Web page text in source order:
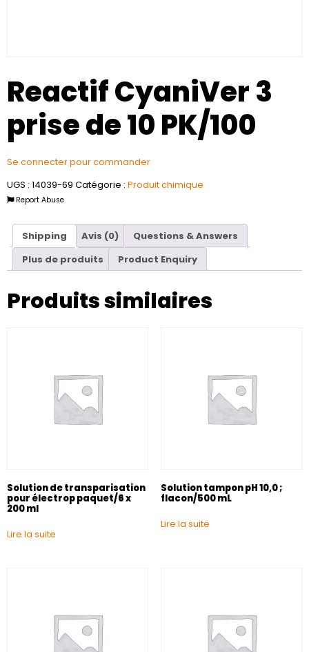
Reactif CyaniVer 3
prise de 10 PK/100
Se connecter pour commander
UGS : 14039-69 Catégorie : Produit chimique
Report Abuse
Shipping Avis (0)
Questions & Answers
Plus de produits
Product Enquiry
Produits similaires
Solution de transparisation
pour électrop paquet/6 x
200 ml
Lire la suite
Solution tampon pH 10,0 ;
flacon/500 mL
Lire la suite